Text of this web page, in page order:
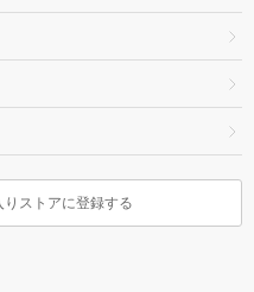
ストアに登録する